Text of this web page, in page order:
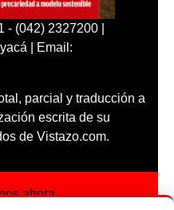
(042) 2327200 |
| Email:
parcial y traducción a
escrita de su
de Vistazo.com.
ahora